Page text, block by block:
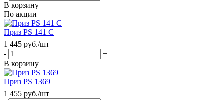
В корзину
По акции
Приз PS 141 C
1 445 руб./шт
-
+
В корзину
Приз PS 1369
1 455 руб./шт